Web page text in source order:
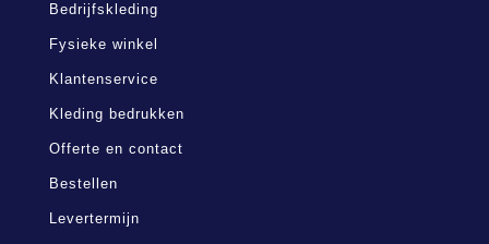
Bedrijfskleding
Fysieke winkel
Klantenservice
Kleding bedrukken
Offerte en contact
Bestellen
Levertermijn